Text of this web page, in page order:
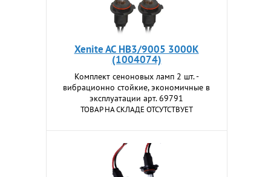
Xenite AC HB3/9005 3000K
(1004074)
Комплект сеноновых ламп 2 шт. -
вибрационно стойкие, экономичные в
эксплуатации арт. 69791
ТОВАР НА СКЛАДЕ ОТСУТСТВУЕТ